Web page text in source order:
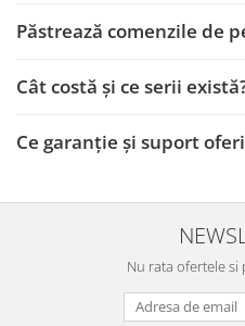
Păstrează comenzile de
Cât costă și ce serii
Ce garanție și suport
Nu rata ofertele